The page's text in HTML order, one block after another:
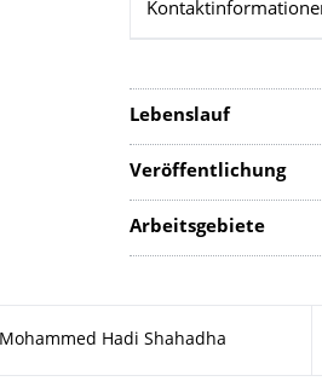
Lebenslauf
Veröffentlichung
Arbeitsgebiete
Mohammed Hadi Shahadha